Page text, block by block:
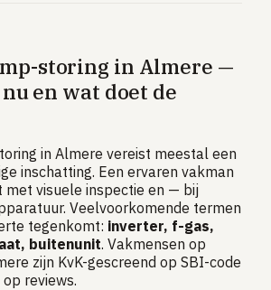
storing in Almere —
en wat doet de
in Almere vereist meestal een
inschatting. Een ervaren vakman
met visuele inspectie en — bij
Veelvoorkomende termen
tegenkomt: inverter, f-gas,
buitenunit. Vakmensen op
zijn KvK-gescreend op SBI-code
reviews.